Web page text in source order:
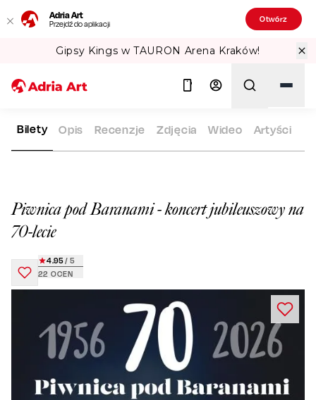
Adria Art
Przejdź do aplikacji Otwórz
Gipsy Kings w TAURON Arena Kraków!
ADRIA ART REPERTUAR PIWNICA POD BARANAMI -
Piwnica pod Baranami - koncert jubileuszowy na
70-lecie
22 OCEN
4.95/ 5
Bilety Opis Recenzje Zdjęcia Wideo Artyści